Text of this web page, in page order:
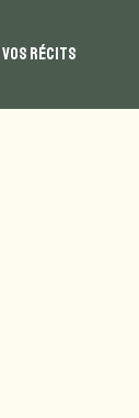
VOS RÉCITS